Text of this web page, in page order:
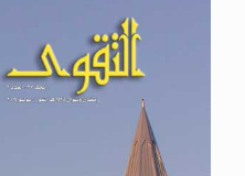
تعميم هامّ
تعميم هامّ